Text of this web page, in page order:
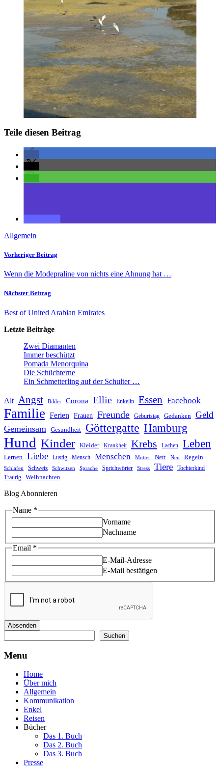
Teile diesen Beitrag
Allgemein
Vorheriger Beitrag
Wenn die Modepraline von nichts eine Ahnung hat …
Nächster Beitrag
Best of United Arabian Emirates
Letzte Beiträge
Zwei Diamanten
Immer beschützt
Pomada Menorquina
Die Schüchterne
Ein Schmetterling auf der Schulter …
Alt Angst Bilder Corona Ellie Enkelin Essen Facebook
Familie Ferien Frauen Freunde Geburtstag Gedanken Geld
Gemeinsam Gesundheit Göttergatte Hamburg
Hund Kinder Kleider Krankheit Krebs Lachen Leben
Lernen Liebe Lustig Mensch Menschen Mutter Nett Neu Regeln
Schlafen Schweiz Schwitzen Sprache Sprichwörter Stress Tiere Tochterkind
Traurig Weihnachten
Blog Abonnieren
Name *
Vorname
Nachname
Email
Name
Email *
E-Mail-Adresse
E-Mail bestätigen
Absenden
Suchen
Menu
Home
Über mich
Allgemein
Kommunikation
Enkel
Reisen
Bücher
Das 1. Buch
Das 2. Buch
Das 3. Buch
Presse